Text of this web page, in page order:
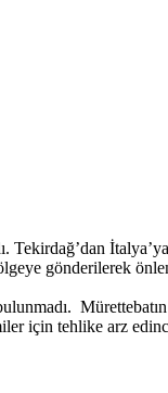
gönderilerek
için tehlike arz